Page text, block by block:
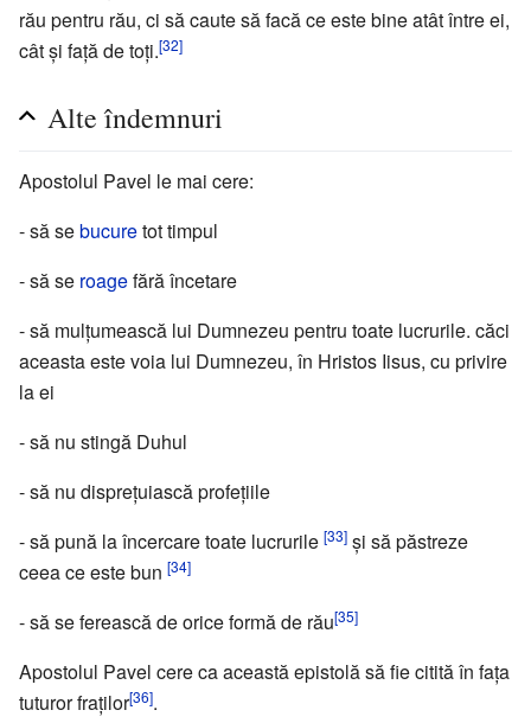
rău pentru rău, ci să caute să facă ce este bine atât între ei,
cât şi faţă de toţi.[32]
Alte îndemnuri
Apostolul Pavel le mai cere:
- să sebucuretot timpul
- să se roagefără încetare
- să mulţumească lui Dumnezeu pentru toate lucrurile. căci
aceasta este voia lui Dumnezeu, în Hristos Iisus, cu privire
la ei
- să nu stingă Duhul
- să nu dispreţuiască profeţiile
- să pună la încercare toate lucrurile [33] şi să păstreze
ceea ce este bun [34]
- să se ferească de orice formă de rău[35]
Apostolul Pavel cere ca această epistolă să fie citită în faţa
tuturor fraţilor[36].